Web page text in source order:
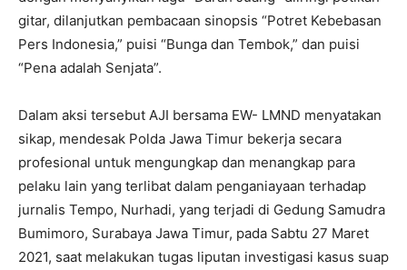
gitar, dilanjutkan pembacaan sinopsis “Potret Kebebasan
Pers Indonesia,” puisi “Bunga dan Tembok,” dan puisi
“Pena adalah Senjata”.
Dalam aksi tersebut AJI bersama EW- LMND menyatakan
sikap, mendesak Polda Jawa Timur bekerja secara
profesional untuk mengungkap dan menangkap para
pelaku lain yang terlibat dalam penganiayaan terhadap
jurnalis Tempo, Nurhadi, yang terjadi di Gedung Samudra
Bumimoro, Surabaya Jawa Timur, pada Sabtu 27 Maret
2021, saat melakukan tugas liputan investigasi kasus suap